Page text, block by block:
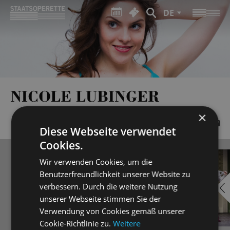
DE
NICOLE LUBINGER
×
Diese Webseite verwendet
Cookies.
Wir verwenden Cookies, um die
Benutzerfreundlichkeit unserer Website zu
verbessern. Durch die weitere Nutzung
unserer Webseite stimmen Sie der
Verwendung von Cookies gemäß unserer
Cookie-Richtlinie zu.Weitere